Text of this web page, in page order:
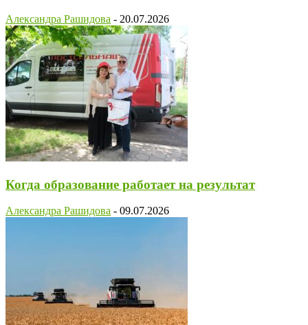
Александра Рашидова - 20.07.2026
Когда образование работает на результат
Александра Рашидова - 09.07.2026